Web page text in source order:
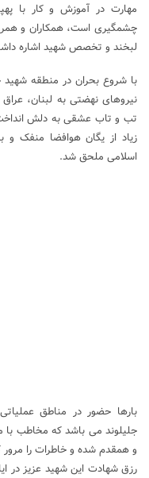
مهارت در آموزش و کار با
چشمگیری است، همکاران و
لبخند و تخصص شهید اشاره
با شروع بحران در منطقه شهید
نیروهای نهضتی به لبنان،
تب و تاب عشقی به دلش انداخت
زیاد از یگان هوافضا منفک و
اسلامی ملحق شد.
بارها حضور در مناطق
جلیلوند می باشد که مخاطب با
و همقدم شده و خاطرات را مرور